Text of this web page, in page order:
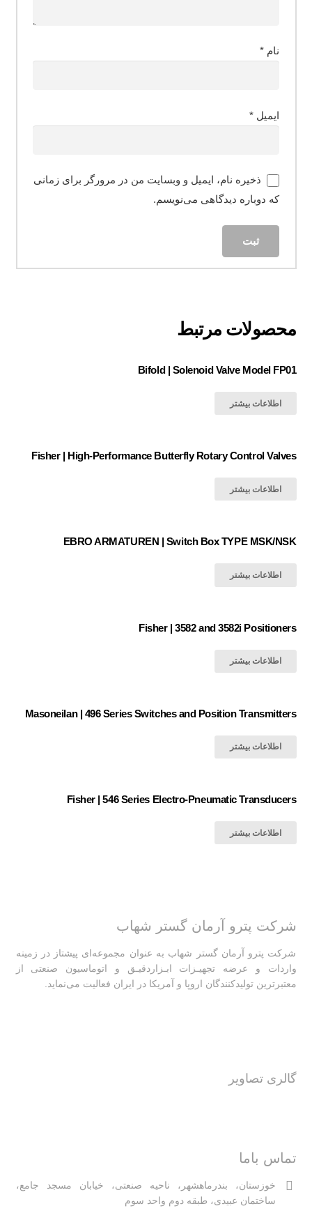
نام *
ایمیل *
ذخیره نام، ایمیل و وبسایت من در مرورگر برای زمانی
که دوباره دیدگاهی می‌نویسم.
محصولات مرتبط
Bifold | Solenoid Valve Model FP01
اطلاعات بیشتر
Fisher | High-Performance Butterfly Rotary Control Valves
اطلاعات بیشتر
EBRO ARMATUREN | Switch Box TYPE MSK/NSK
اطلاعات بیشتر
Fisher | 3582 and 3582i Positioners
اطلاعات بیشتر
Masoneilan | 496 Series Switches and Position Transmitters
اطلاعات بیشتر
Fisher | 546 Series Electro-Pneumatic Transducers
اطلاعات بیشتر
شرکت پترو آرمان گستر شهاب
شرکت پترو آرمان گستر شهاب به عنوان مجموعه‌ای پیشتاز در زمینه
واردات و عرضه تجهیـزات ابـزاردقیـق و اتوماسیون صنعتی از
معتبرترین تولیدکنندگان اروپا و آمریکا در ایران فعالیت‌‌ می‌نماید.
گالری تصاویر
تماس باما
خوزستان، بندرماهشهر، ناحیه صنعتی، خیابان مسجد جامع،
ساختمان عبیدی، طبقه دوم واحد سوم